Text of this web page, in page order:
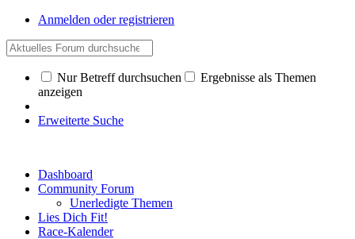
Anmelden oder registrieren
Nur Betreff durchsuchen
Ergebnisse als Themen
anzeigen
Erweiterte Suche
Dashboard
Community Forum
Unerledigte Themen
Lies Dich Fit!
Race-Kalender